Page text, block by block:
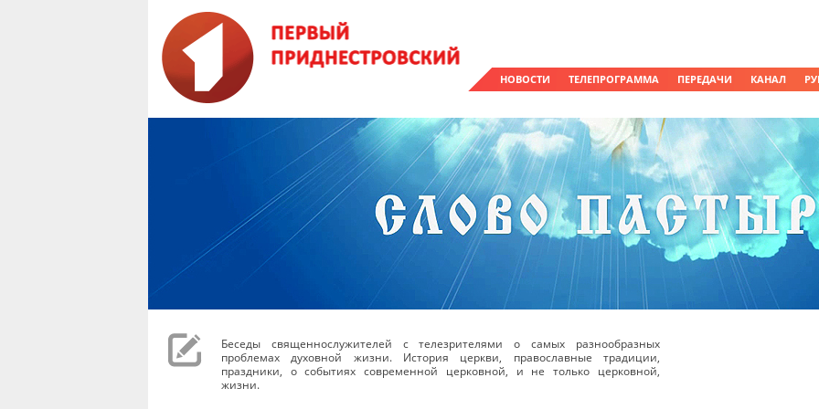
НОВОСТИ ТЕЛЕПРОГРАММА ПЕРЕДАЧИ КАНАЛ
Беседы священнослужителей с телезрителями о самых разнообразных
проблемах духовной жизни. История церкви, православные традиции,
праздники, о событиях современной церковной, и не только церковной,
жизни.